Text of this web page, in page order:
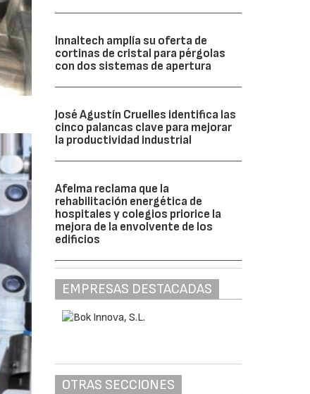
Innaltech amplía su oferta de
cortinas de cristal para pérgolas
con dos sistemas de apertura
José Agustín Cruelles identifica las
cinco palancas clave para mejorar
la productividad industrial
Afelma reclama que la
rehabilitación energética de
hospitales y colegios priorice la
mejora de la envolvente de los
edificios
EMPRESAS DESTACADAS
OTRAS SECCIONES